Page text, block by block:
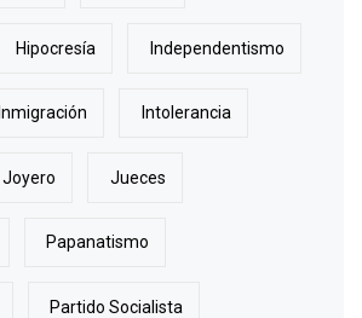
Hipocresía Independentismo
Inmigración Intolerancia
Joyero Jueces
Papanatismo
Partido Socialista